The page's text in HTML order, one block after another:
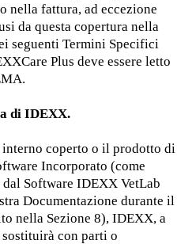
nella fattura, ad eccezione
da questa copertura nella
seguenti Termini Specifici
Plus deve essere letto
di IDEXX.
coperto o il prodotto di
Incorporato (come
Software IDEXX VetLab
Documentazione durante il
nella Sezione 8), IDEXX, a
con parti o